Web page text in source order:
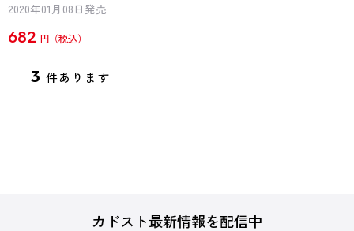
2020年01月08日発売
682 円
3 件あります
カドスト最新情報を配信中